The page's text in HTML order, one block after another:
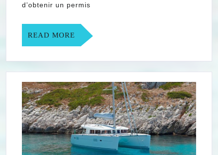
d’obtenir un permis
READ MORE READ
MORE